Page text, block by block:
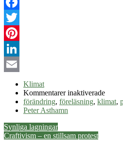
Facebook
Twitter
Pinterest
LinkedIn
Klimat
Kommentarer inaktiveradeför
förändring, föreläsning, klimat,
Peter Asthamn
Post
navigation
Synliga lagningar
Craftivism – en stillsam protest